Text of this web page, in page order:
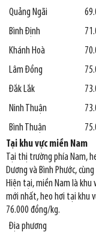
Quảng Ngãi
Bình Định
Khánh Hoà
Lâm Đồng
Đắk Lắk
Ninh Thuận
Bình Thuận
Tại khu vực miền Nam
Tại thị trường phía Nam,
Dương và Bình Phước,
Hiện tại, miền Nam là khu
mới nhất, heo hơi tại khu
76.000 đồng/kg.
Địa phương